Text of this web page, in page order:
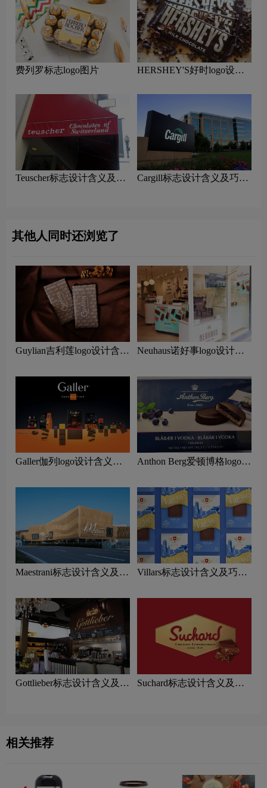
费列罗标志logo图片
HERSHEY'S好时logo设计
Teuscher标志设计含义及巧
Cargill标志设计含义及巧克
其他人同时还浏览了
Guylian吉利莲logo设计含义
Neuhaus诺好事logo设计含
Galler伽列logo设计含义及
Anthon Berg爱顿博格logo设
念
Maestrani标志设计含义及巧
Villars标志设计含义及巧克
Gottlieber标志设计含义及巧
Suchard标志设计含义及巧
相关推荐